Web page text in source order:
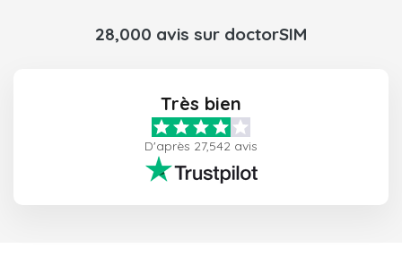
28,000 avis sur doctorSIM
Très bien
D'après 27,542 avis